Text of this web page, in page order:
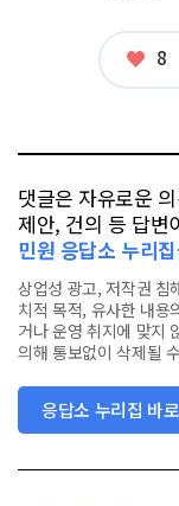
좋
8
댓글은 자유로운
제안, 건의 등 답변
민원 응답소 누리
상업성 광고, 저작권 침
치적 목적, 유사한 내용
거나 운영 취지에 맞지
의해 통보없이 삭제될
응답소 누리집 바